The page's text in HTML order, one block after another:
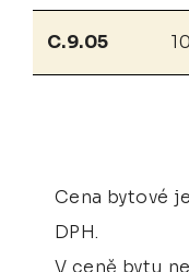
C.9.05
Cena bytové
DPH.
V ceně bytu